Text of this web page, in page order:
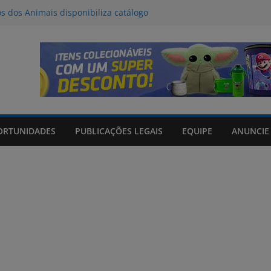
dos Animais disponibiliza catálogo
entre quinta e sexta-feira
Tributo a Raul Seixas no Praça
mateada e shows no Praça Shopping
06/08/2026
PUBLICAÇÕES LEGAIS EQUIPE ANUNCIE